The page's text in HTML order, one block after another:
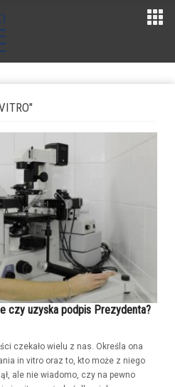
czy uzyska podpis Prezydenta?
czekało wielu z nas. Określa ona
in vitro oraz to, kto może z niego
ale nie wiadomo, czy na pewno